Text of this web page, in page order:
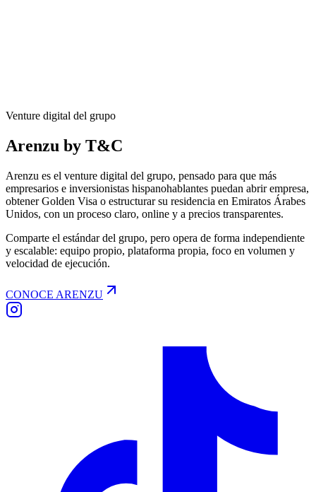
PORTAFOLIO DE SERVICIOS
Venture digital del grupo
Arenzu by T&C
Arenzu es el venture digital del grupo, pensado para que más
empresarios e inversionistas hispanohablantes puedan abrir empresa,
obtener Golden Visa o estructurar su residencia en Emiratos Árabes
Unidos, con un proceso claro, online y a precios transparentes.
Comparte el estándar del grupo, pero opera de forma independiente
y escalable: equipo propio, plataforma propia, foco en volumen y
velocidad de ejecución.
CONOCE ARENZU